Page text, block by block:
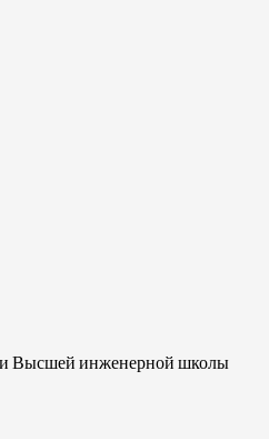
и Высшей инженерной школы